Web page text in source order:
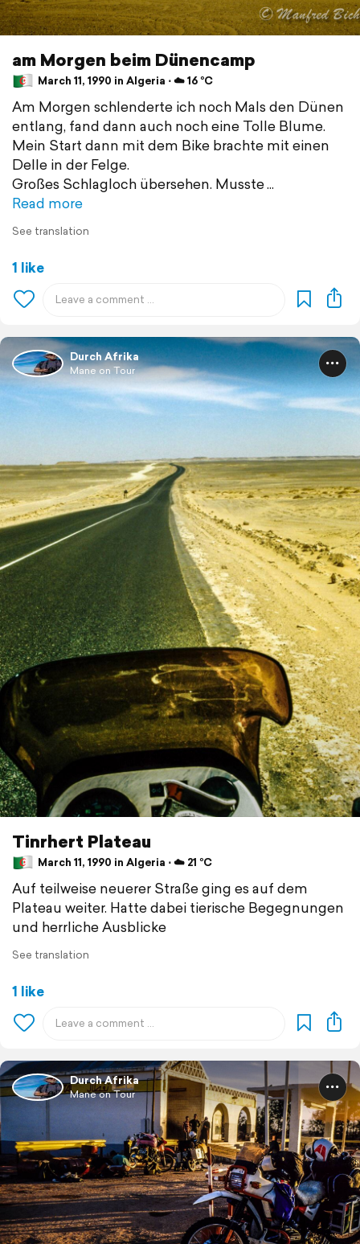
am Morgen beim Dünencamp
March 11, 1990 in Algeria ⋅ ☁️ 16 °C
Am Morgen schlenderte ich noch Mals den Dünen
entlang, fand dann auch noch eine Tolle Blume.
Mein Start dann mit dem Bike brachte mit einen
Delle in der Felge.
Großes Schlagloch übersehen. Musste
Read more
See translation
1 like
Durch Afrika
Mane on Tour
Tinrhert Plateau
March 11, 1990 in Algeria ⋅ ☁️ 21 °C
Auf teilweise neuerer Straße ging es auf dem
Plateau weiter. Hatte dabei tierische Begegnungen
und herrliche Ausblicke
See translation
1 like
Durch Afrika
Mane on Tour